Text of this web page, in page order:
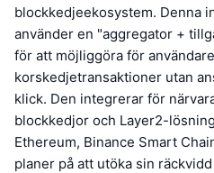
blockkedjeekosystem. Denna
använder en "aggregator +
för att möjliggöra för
korskedjetransaktioner utan
klick. Den integrerar för
blockkedjor och Layer2-
Ethereum, Binance Smart
planer på att utöka sin